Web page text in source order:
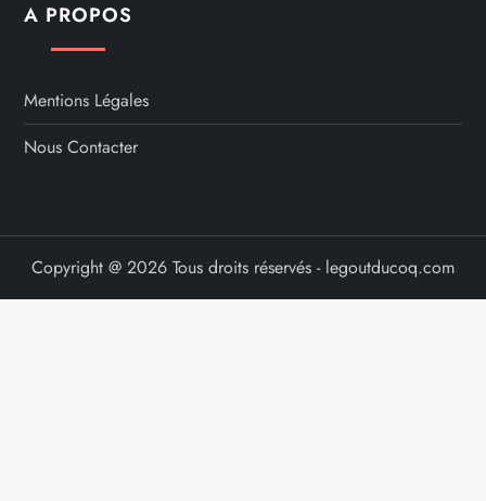
c
a
t
o
n
A PROPOS
Mentions Légales
Nous Contacter
Copyright @ 2026 Tous droits réservés - legoutducoq.com